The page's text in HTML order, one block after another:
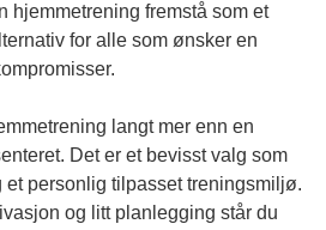
hjemmetrening fremstå som et
for alle som ønsker en
langt mer enn en
Det er et bevisst valg som
et personlig tilpasset treningsmiljø.
og litt planlegging står du